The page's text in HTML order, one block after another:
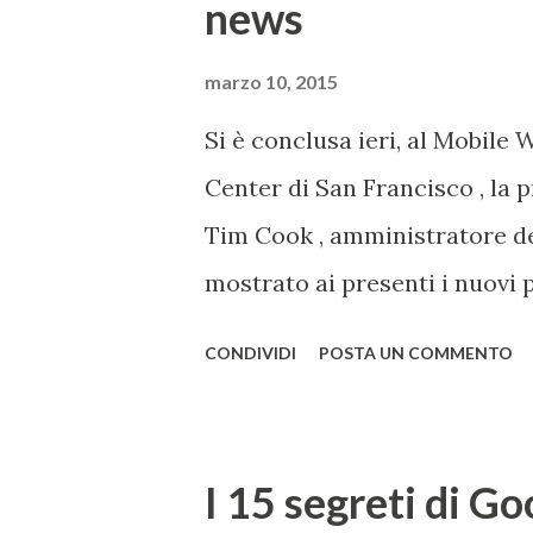
quantità apparentemente
del primo Google è qui . 2)
news
marzo 10, 2015
Si è conclusa ieri, al Mobile
Center di San Francisco , la
Tim Cook , amministratore
mostrato ai presenti i nuovi
diversi colori, già disponibili
CONDIVIDI POSTA UN COMMENTO
I 15 segreti di